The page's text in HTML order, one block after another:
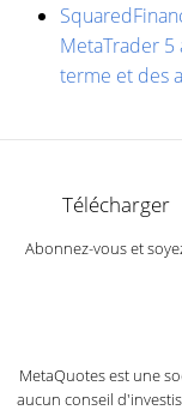
MetaTrader 5
terme et des
Télécharger
Abonnez-vous et
MetaQuotes est une
aucun conseil